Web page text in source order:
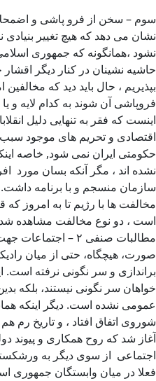
سوم – سخن از فرو پاشی و
نشان می دهد که هیچ تغییر
نشود ،همانگونه که جمهوری
حاشیه نشینان در کنار دیگر
بپذیریم ، حال باید دید که
فروپاشی آن شوند به کدام لایه و
اینست که فقر به تنهایی دلیل
اقتصادی و تحریم های موجود
حکومتی ایران نمی شود, خاصه
نشده اند ، مگر آنکه بسان مورد
سازمان منسجم و با برنامه
مطالبات صنفی ۲ –
صورت، هیچگاه، حتی از میان
براندازی و سر نگونی نرفته
خواهان سر نگونی نیستند، بلکه
عمومی نشده است. دیگر اینکه
شوروی اتفاق افتاد ، و تاریخ رم
آغاز شد که روح همکاری و پیوند
اجتماعی از سوی دیگر به
فعلا در میان وابستگان جمهوری